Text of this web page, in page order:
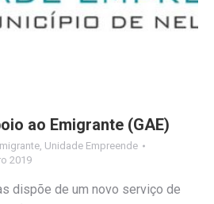
ao Emigrante (GAE)
Unidade Empreende
2019
dispõe de um novo serviço de